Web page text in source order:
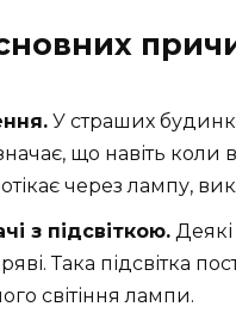
У страших
що навіть коли
через лампу,
з підсвіткою. Деякі
Така підсвітка
світіння лампи.